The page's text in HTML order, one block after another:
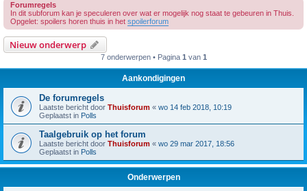
Forumregels
In dit subforum kan je speculeren over wat er mogelijk nog staat te gebeuren in Thuis.
Opgelet: spoilers horen thuis in het spoilerforum
Nieuw onderwerp
7 onderwerpen • Pagina 1 van 1
Aankondigingen
De forumregels
Laatste bericht door Thuisforum « wo 14 feb 2018, 10:19
Geplaatst in Polls
Taalgebruik op het forum
Laatste bericht door Thuisforum « wo 29 mar 2017, 18:56
Geplaatst in Polls
Onderwerpen